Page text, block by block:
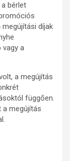
bérlet
díjak
vagy a
a megújítás
függően.
a megújítás